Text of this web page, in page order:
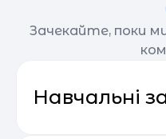
Зачекайте, поки
Навчальні